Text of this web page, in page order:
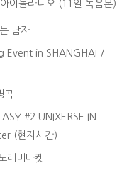
이돌라디오 (11일 녹음본)
남자
Event in SHANGHAI /
곡
#2 UNIXERSE IN
(현지시간)
레미마켓